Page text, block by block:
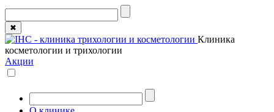
✖
Клиника
косметологии и трихологии
Акции